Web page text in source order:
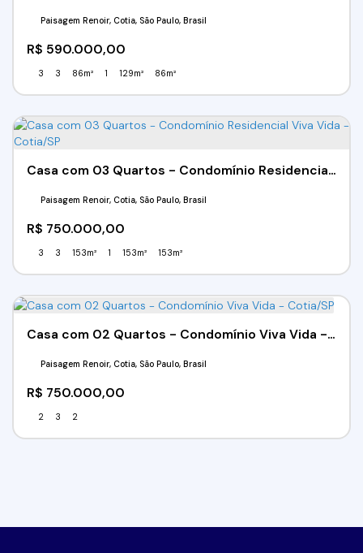
R$ 590.000,00
Paisagem Renoir, Cotia, São Paulo, Brasil
3 3 86m² 1 129m² 86m²
Casa com 03 Quartos - Condomínio Residencial Viva Vida - Cotia/SP
R$ 750.000,00
Paisagem Renoir, Cotia, São Paulo, Brasil
3 3 153m² 1 153m² 153m²
Casa com 02 Quartos - Condomínio Viva Vida - Cotia/SP
R$ 750.000,00
Paisagem Renoir, Cotia, São Paulo, Brasil
2 3 2